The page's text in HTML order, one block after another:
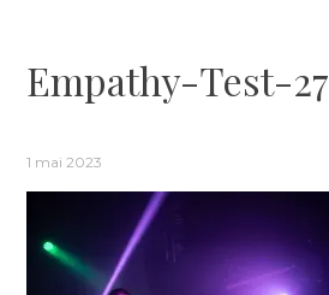
Empathy-Test-27
1 mai 2023